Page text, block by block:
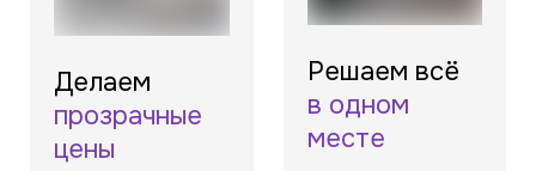
Делаем
прозрачные
цены
Решаем всё
в одном
месте